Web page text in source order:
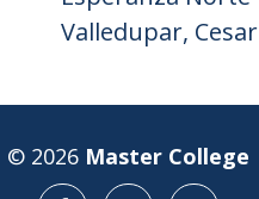
Valledupar, Cesar
© 2026 Master College